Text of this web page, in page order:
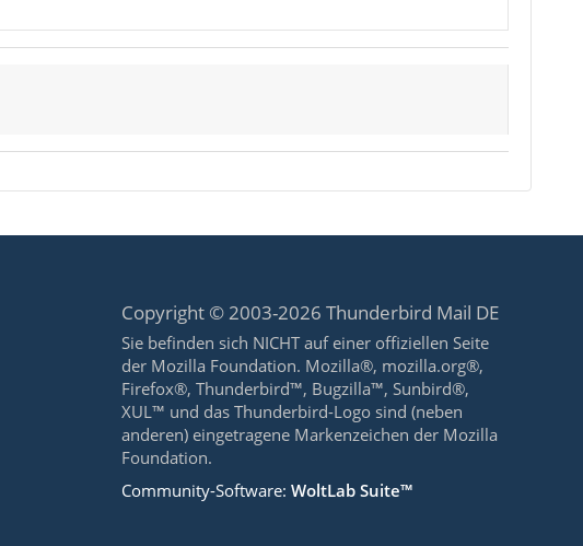
Copyright © 2003-2026 Thunderbird Mail DE
Sie befinden sich NICHT auf einer offiziellen Seite
der Mozilla Foundation. Mozilla®, mozilla.org®,
Firefox®, Thunderbird™, Bugzilla™, Sunbird®,
XUL™ und das Thunderbird-Logo sind (neben
anderen) eingetragene Markenzeichen der Mozilla
Foundation.
Community-Software:WoltLab Suite™